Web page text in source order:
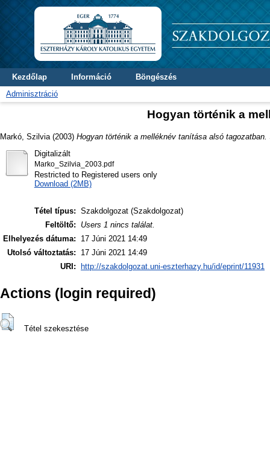
Kezdőlap Információ
Böngészés
Adminisztráció
Hogyan történik a
Markó, Szilvia (2003) Hogyan történik a melléknév tanítása alsó tagozatban.
Digitalizált
Marko_Szilvia_2003.pdf
Restricted to Registered users only
Download (2MB)
Tétel típus: Szakdolgozat (Szakdolgozat)
Feltöltő:
Users 1 nincs találat.
Elhelyezés dátuma:
17 Júni 2021 14:49
Utolsó változtatás:
17 Júni 2021 14:49
URI:
http://szakdolgozat.uni-eszterhazy.hu/id/eprint/11931
Actions (login required)
Tétel szekesztése